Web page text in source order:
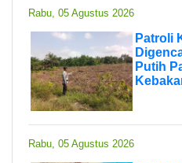
Rabu, 05 Agustus 2026
Patroli
Putih
Rabu, 05 Agustus 2026